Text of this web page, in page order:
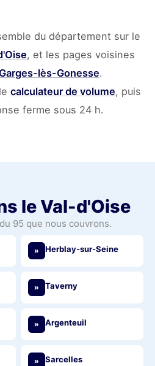
du département sur le
, et les pages voisines
Garges-lès-Gonesse.
calculateur de volume, puis
ferme sous 24 h.
le Val-d'Oise
95 que nous couvrons.
» Herblay-sur-Seine
» Taverny
» Argenteuil
» Sarcelles